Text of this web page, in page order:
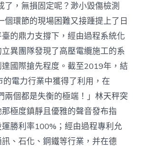
，無損固定呢？渺小毀傷檢測
個環節的現場困難又接踵提上了日
的鼎力支撐下，經由過程系統化
異團隊發現了高壓電纜施工的系
國際搶先程度。截至2019年，結
電力行業中獲得了利用，在
兩個都是失衡的極端！」林天秤突
極度鎮靜且優雅的聲音發布指
勝利率100%；經由過程專利允
、石化、鋼鐵等行業，并在德